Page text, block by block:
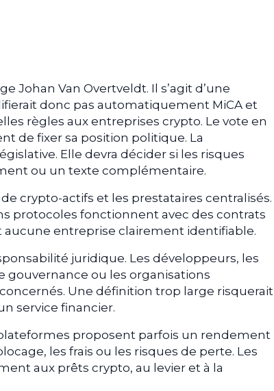
Johan Van Overtveldt. Il s’agit d’une
donc pas automatiquement MiCA et
règles aux entreprises crypto. Le vote en
de fixer sa position politique. La
Elle devra décider si les risques
ou un texte complémentaire.
crypto-actifs et les prestataires centralisés.
protocoles fonctionnent avec des contrats
entreprise clairement identifiable.
juridique. Les développeurs, les
gouvernance ou les organisations
Une définition trop large risquerait
service financier.
proposent parfois un rendement
les frais ou les risques de perte. Les
aux prêts crypto, au levier et à la